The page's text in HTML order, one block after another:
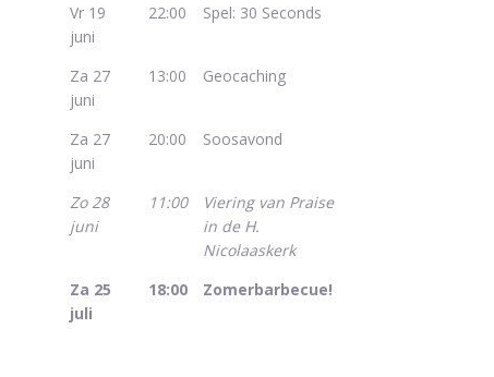
Vr 19
juni
22:00 Spel: 30 Seconds
Za 27
juni
13:00 Geocaching
Za 27
juni
20:00 Soosavond
Zo 28
juni
11:00
Viering van Praise
in de H.
Nicolaaskerk
Za 25
juli
18:00 Zomerbarbecue!